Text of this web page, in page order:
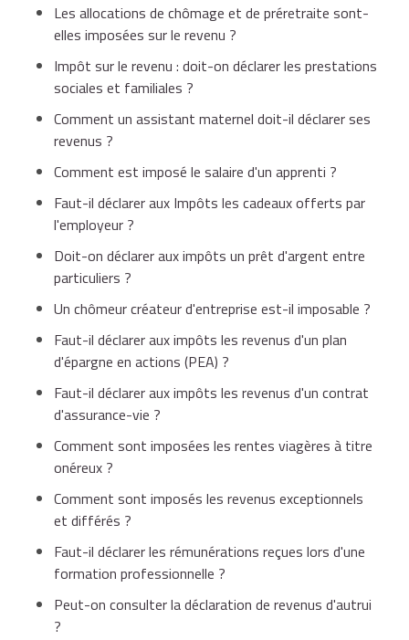
Les allocations de chômage et de préretraite sont-
elles imposées sur le revenu ?
Impôt sur le revenu : doit-on déclarer les prestations
sociales et familiales ?
Comment un assistant maternel doit-il déclarer ses
revenus ?
Comment est imposé le salaire d'un apprenti ?
Faut-il déclarer aux Impôts les cadeaux offerts par
l'employeur ?
Doit-on déclarer aux impôts un prêt d'argent entre
particuliers ?
Un chômeur créateur d'entreprise est-il imposable ?
Faut-il déclarer aux impôts les revenus d'un plan
d'épargne en actions (PEA) ?
Faut-il déclarer aux impôts les revenus d'un contrat
d'assurance-vie ?
Comment sont imposées les rentes viagères à titre
onéreux ?
Comment sont imposés les revenus exceptionnels
et différés ?
Faut-il déclarer les rémunérations reçues lors d'une
formation professionnelle ?
Peut-on consulter la déclaration de revenus d'autrui
?